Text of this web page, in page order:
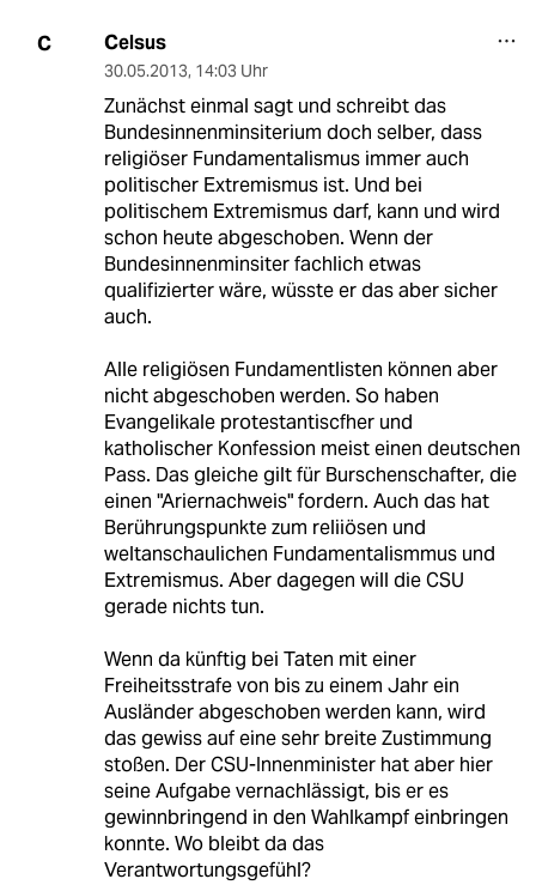
C Celsus
30.05.2013, 14:03 Uhr
Zunächst einmal sagt und schreibt das
Bundesinnenminsiterium doch selber, dass
religiöser Fundamentalismus immer auch
politischer Extremismus ist. Und bei
politischem Extremismus darf, kann und wird
schon heute abgeschoben. Wenn der
Bundesinnenminsiter fachlich etwas
qualifizierter wäre, wüsste er das aber sicher
auch.
Alle religiösen Fundamentlisten können aber
nicht abgeschoben werden. So haben
Evangelikale protestantiscfher und
katholischer Konfession meist einen deutschen
Pass. Das gleiche gilt für Burschenschafter, die
einen "Ariernachweis" fordern. Auch das hat
Berührungspunkte zum reliiösen und
weltanschaulichen Fundamentalismmus und
Extremismus. Aber dagegen will die CSU
gerade nichts tun.
Wenn da künftig bei Taten mit einer
Freiheitsstrafe von bis zu einem Jahr ein
Ausländer abgeschoben werden kann, wird
das gewiss auf eine sehr breite Zustimmung
stoßen. Der CSU-Innenminister hat aber hier
seine Aufgabe vernachlässigt, bis er es
gewinnbringend in den Wahlkampf einbringen
konnte. Wo bleibt da das
Verantwortungsgefühl?